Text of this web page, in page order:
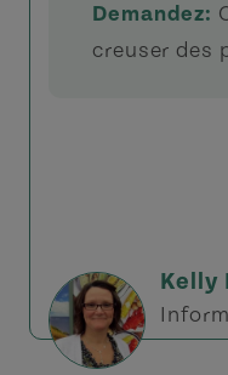
Demandez:
creuser des
Kelly